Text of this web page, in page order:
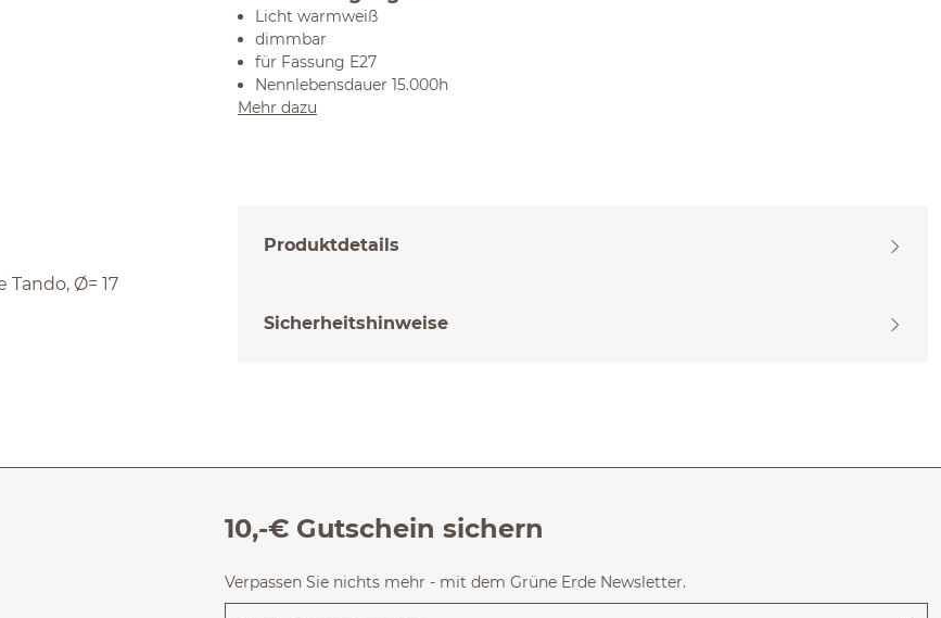
Licht warmweiß
dimmbar
für Fassung E27
Nennlebensdauer 15.000h
Mehr dazu
Ø= 17
Produktdetails
Sicherheitshinweise
10,-€ Gutschein sichern
Verpassen Sie nichts mehr - mit dem Grüne Erde Newsletter.